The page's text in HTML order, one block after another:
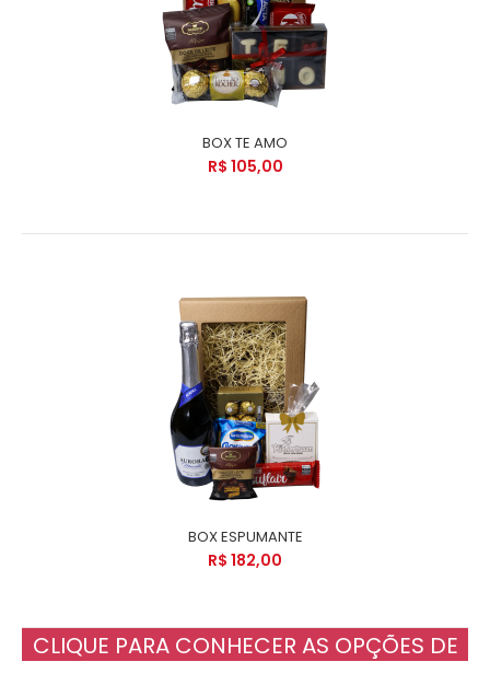
BOX TE AMO
R$ 105,00
BOX ESPUMANTE
R$ 182,00
CLIQUE PARA CONHECER AS OPÇÕES DE